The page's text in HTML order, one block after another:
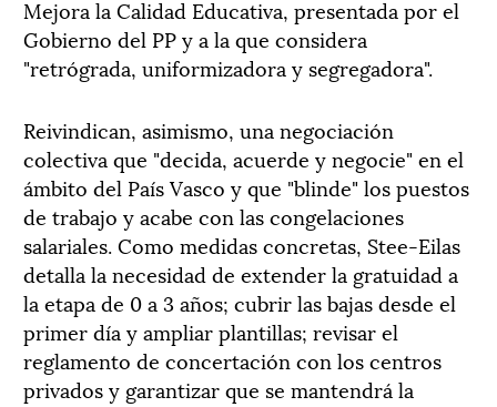
Mejora la Calidad Educativa, presentada por el
Gobierno del PP y a la que considera
"retrógrada, uniformizadora y segregadora".
Reivindican, asimismo, una negociación
colectiva que "decida, acuerde y negocie" en el
ámbito del País Vasco y que "blinde" los puestos
de trabajo y acabe con las congelaciones
salariales. Como medidas concretas, Stee-Eilas
detalla la necesidad de extender la gratuidad a
la etapa de 0 a 3 años; cubrir las bajas desde el
primer día y ampliar plantillas; revisar el
reglamento de concertación con los centros
privados y garantizar que se mantendrá la